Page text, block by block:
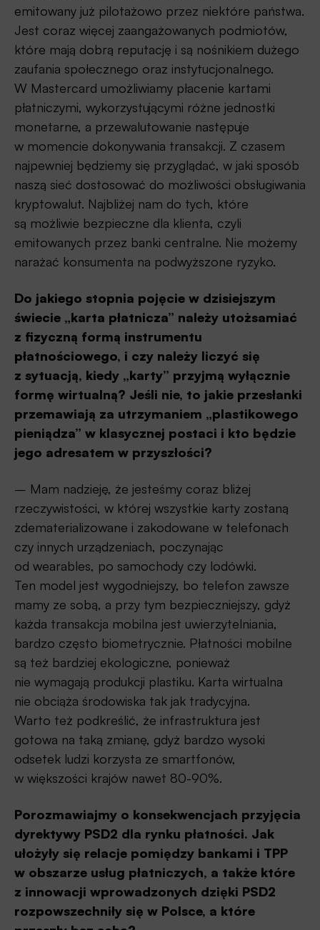
emitowany już pilotażowo przez niektóre państwa.
Jest coraz więcej zaangażowanych podmiotów,
które mają dobrą reputację i są nośnikiem dużego
zaufania społecznego oraz instytucjonalnego.
W Mastercard umożliwiamy płacenie kartami
płatniczymi, wykorzystującymi różne jednostki
monetarne, a przewalutowanie następuje
w momencie dokonywania transakcji. Z czasem
najpewniej będziemy się przyglądać, w jaki sposób
naszą sieć dostosować do możliwości obsługiwania
kryptowalut. Najbliżej nam do tych, które
są możliwie bezpieczne dla klienta, czyli
emitowanych przez banki centralne. Nie możemy
narażać konsumenta na podwyższone ryzyko.
Do jakiego stopnia pojęcie w dzisiejszym
świecie „karta płatnicza” należy utożsamiać
z fizyczną formą instrumentu
płatnościowego, i czy należy liczyć się
z sytuacją, kiedy „karty” przyjmą wyłącznie
formę wirtualną? Jeśli nie, to jakie przesłanki
przemawiają za utrzymaniem „plastikowego
pieniądza” w klasycznej postaci i kto będzie
jego adresatem w przyszłości?
– Mam nadzieję, że jesteśmy coraz bliżej
rzeczywistości, w której wszystkie karty zostaną
zdematerializowane i zakodowane w telefonach
czy innych urządzeniach, poczynając
od wearables, po samochody czy lodówki.
Ten model jest wygodniejszy, bo telefon zawsze
mamy ze sobą, a przy tym bezpieczniejszy, gdyż
każda transakcja mobilna jest uwierzytelniania,
bardzo często biometrycznie. Płatności mobilne
są też bardziej ekologiczne, ponieważ
nie wymagają produkcji plastiku. Karta wirtualna
nie obciąża środowiska tak jak tradycyjna.
Warto też podkreślić, że infrastruktura jest
gotowa na taką zmianę, gdyż bardzo wysoki
odsetek ludzi korzysta ze smartfonów,
w większości krajów nawet 80-90%.
Porozmawiajmy o konsekwencjach przyjęcia
dyrektywy PSD2 dla rynku płatności. Jak
ułożyły się relacje pomiędzy bankami i TPP
w obszarze usług płatniczych, a także które
z innowacji wprowadzonych dzięki PSD2
rozpowszechniły się w Polsce, a które